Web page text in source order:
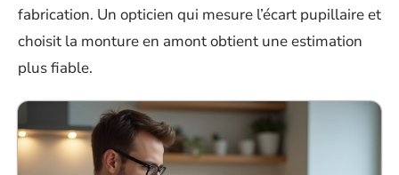
fabrication. Un opticien qui mesure l’écart pupillaire et
choisit la monture en amont obtient une estimation
plus fiable.